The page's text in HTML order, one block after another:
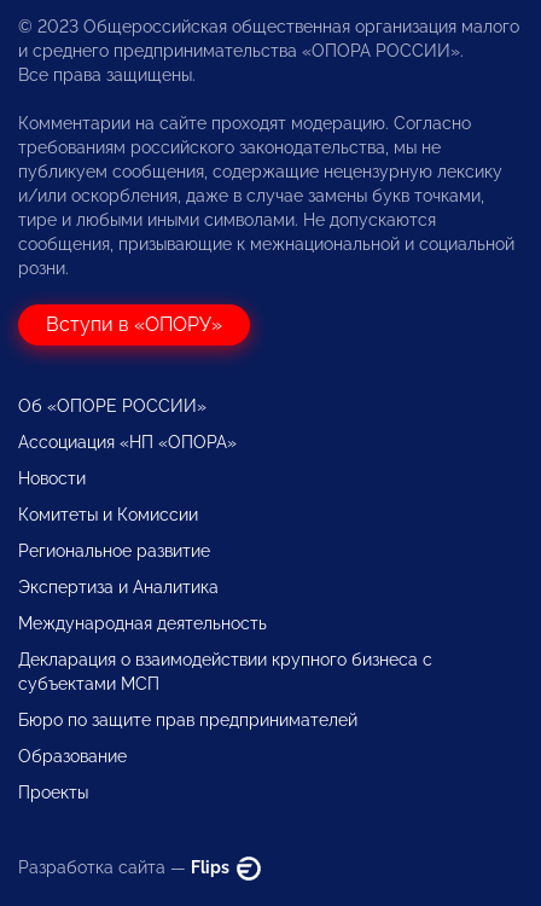
© 2023 Общероссийская общественная организация малого
и среднего предпринимательства «ОПОРА РОССИИ».
Все права защищены.
Комментарии на сайте проходят модерацию. Согласно
требованиям российского законодательства, мы не
публикуем сообщения, содержащие нецензурную лексику
и/или оскорбления, даже в случае замены букв точками,
тире и любыми иными символами. Не допускаются
сообщения, призывающие к межнациональной и социальной
розни.
Вступи в «ОПОРУ»
Об «ОПОРЕ РОССИИ»
Ассоциация «НП «ОПОРА»
Новости
Комитеты и Комиссии
Региональное развитие
Экспертиза и Аналитика
Международная деятельность
Декларация о взаимодействии крупного бизнеса с
субъектами МСП
Бюро по защите прав предпринимателей
Образование
Проекты
Разработка сайта — Flips